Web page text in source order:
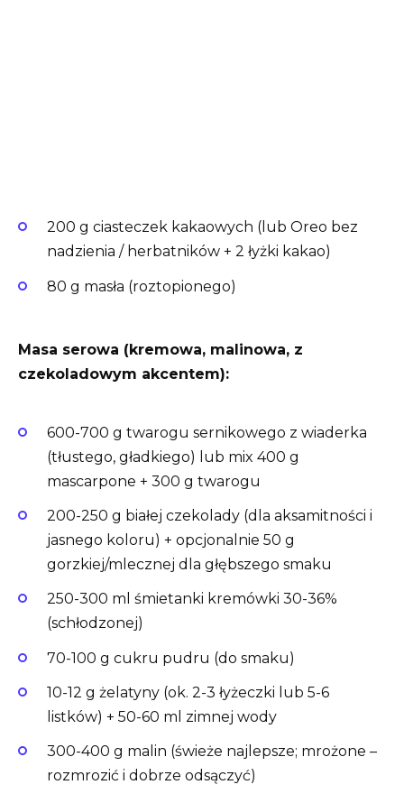
200 g ciasteczek kakaowych (lub Oreo bez
nadzienia / herbatników + 2 łyżki kakao)
80 g masła (roztopionego)
Masa serowa (kremowa, malinowa, z
czekoladowym akcentem):
600-700 g twarogu sernikowego z wiaderka
(tłustego, gładkiego) lub mix 400 g
mascarpone + 300 g twarogu
200-250 g białej czekolady (dla aksamitności i
jasnego koloru) + opcjonalnie 50 g
gorzkiej/mlecznej dla głębszego smaku
250-300 ml śmietanki kremówki 30-36%
(schłodzonej)
70-100 g cukru pudru (do smaku)
10-12 g żelatyny (ok. 2-3 łyżeczki lub 5-6
listków) + 50-60 ml zimnej wody
300-400 g malin (świeże najlepsze; mrożone –
rozmrozić i dobrze odsączyć)